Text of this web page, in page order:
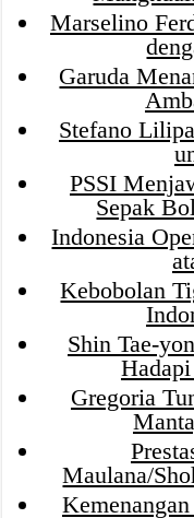
Marselino
Garuda
Stefano
PSSI
Sepak
Indonesia
Kebobolan
Shin Tae-
Gregoria
Maulana/